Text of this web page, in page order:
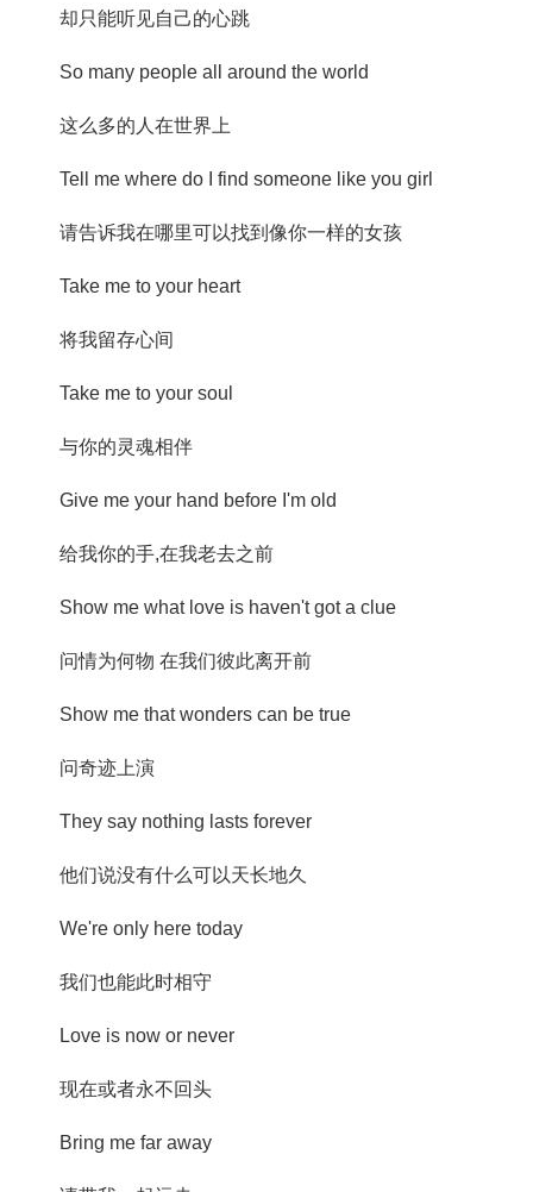
却只能听见自己的心跳
So many people all around the world
这么多的人在世界上
Tell me where do I find someone like you girl
请告诉我在哪里可以找到像你一样的女孩
Take me to your heart
将我留存心间
Take me to your soul
与你的灵魂相伴
Give me your hand before I'm old
给我你的手,在我老去之前
Show me what love is haven't got a clue
问情为何物 在我们彼此离开前
Show me that wonders can be true
问奇迹上演
They say nothing lasts forever
他们说没有什么可以天长地久
We're only here today
我们也能此时相守
Love is now or never
现在或者永不回头
Bring me far away